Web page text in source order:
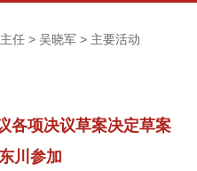
主任 > 吴晓军 > 主要活动
各项决议草案决定草案
川参加